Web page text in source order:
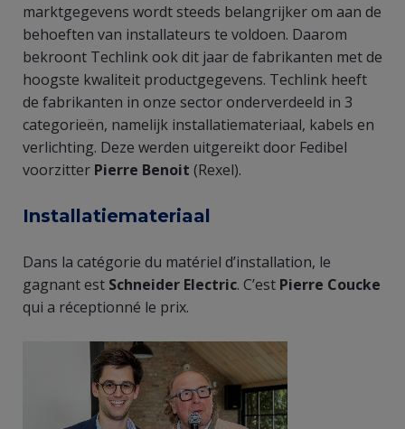
marktgegevens wordt steeds belangrijker om aan de
behoeften van installateurs te voldoen. Daarom
bekroont Techlink ook dit jaar de fabrikanten met de
hoogste kwaliteit productgegevens. Techlink heeft
de fabrikanten in onze sector onderverdeeld in 3
categorieën, namelijk installatiemateriaal, kabels en
verlichting. Deze werden uitgereikt door Fedibel
voorzitter Pierre Benoit (Rexel).
Installatiemateriaal
Dans la catégorie du matériel d’installation, le
gagnant est Schneider Electric. C’est Pierre Coucke
qui a réceptionné le prix.